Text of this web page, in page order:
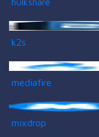
k2s
mediafire
mixdrop